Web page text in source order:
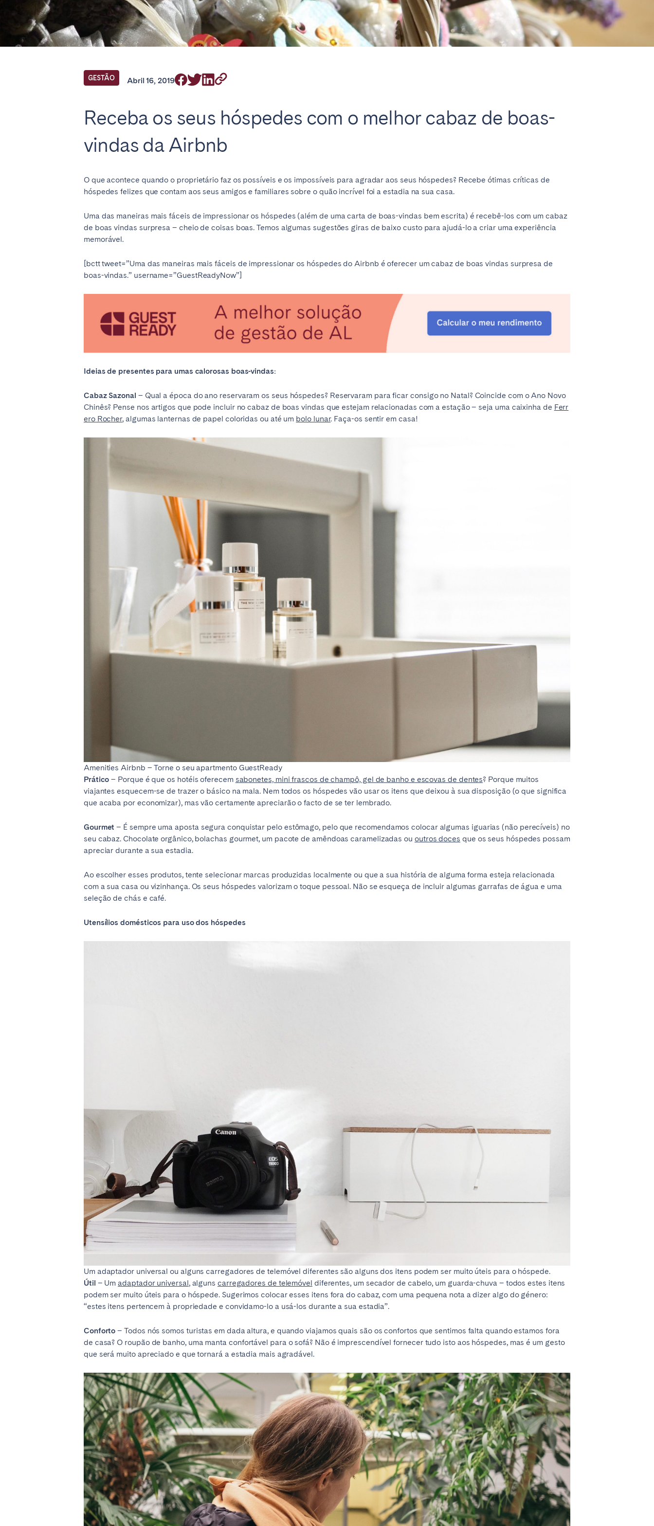
GESTÃO Abril 16, 2019
Receba os seus hóspedes com o melhor cabaz de boas-
vindas da Airbnb
O que acontece quando o proprietário faz os possíveis e os impossíveis para agradar aos seus hóspedes? Recebe ótimas críticas de
hóspedes felizes que contam aos seus amigos e familiares sobre o quãoincrível foi a estadia na sua casa.
Uma das maneiras mais fáceis de impressionar os hóspedes (além de uma carta de boas-vindas bem escrita) é recebê-los com um cabaz
de boas vindas surpresa – cheio de coisas boas. Temos algumas sugestões giras de baixo custo para ajudá-lo a criar uma experiência
memorável.
[bctt tweet=”Uma das maneiras mais fáceis de impressionar os hóspedes do Airbnb é oferecer um cabaz de boas vindas surpresa de
boas-vindas.” username=”GuestReadyNow”]
Ideias de presentes para umas calorosas boas-vindas:
Cabaz Sazonal – Qual a época do ano reservaram os seus hóspedes? Reservaram para ficar consigo no Natal? Coincide com o Ano Novo
Chinês? Pense nos artigos que pode incluir no cabaz de boas vindas que estejam relacionadas com a estação – seja uma caixinha de Ferr
ero Rocher, algumas lanternas de papel coloridas ou até um bolo lunar. Faça-os sentir em casa!
Amenities Airbnb – Torne o seu apartmento GuestReady
Prático – Porque é que os hotéis oferecem sabonetes, mini frascos de champô, gel de banho e escovas de dentes? Porque muitos
viajantes esquecem-se de trazer o básico na mala. Nem todos os hóspedes vão usar os itens que deixou à sua disposição (o que significa
que acaba por economizar), mas vão certamente apreciarão o facto de se ter lembrado.
Gourmet – É sempre uma aposta segura conquistar pelo estômago, pelo que recomendamos colocar algumas iguarias (não perecíveis) no
seu cabaz. Chocolate orgânico, bolachas gourmet, um pacote de amêndoas caramelizadas ou outros doces que os seus hóspedes possam
apreciar durante a sua estadia.
Ao escolher esses produtos, tente selecionar marcas produzidas localmente ou que a sua história de alguma forma esteja relacionada
com a sua casa ou vizinhança. Os seus hóspedes valorizam o toque pessoal. Não se esqueça de incluir algumas garrafas de água e uma
seleção de chás e café.
Utensílios domésticos para uso dos hóspedes
Um adaptador universal ou alguns carregadores de telemóvel diferentes são alguns dos itens podem ser muito úteis para o hóspede.
Útil – Umadaptador universal, alguns carregadores de telemóvel diferentes, um secador de cabelo, um guarda-chuva – todos estes itens
podem ser muito úteis para o hóspede. Sugerimos colocar esses itens fora do cabaz, com uma pequena nota a dizer algo do género:
“estes itens pertencem à propriedade e convidamo-lo a usá-los durante a sua estadia”.
Conforto – Todos nós somos turistas em dada altura, e quando viajamos quais são os confortos que sentimos falta quando estamos fora
de casa? O roupão de banho, uma manta confortável para o sofá? Não é imprescendível fornecer tudo isto aos hóspedes, mas é um gesto
que será muito apreciado e que tornará a estadia mais agradável.
Encontre a sua localização Fechar
PT There appear to be no locations available for your selected service and
Não encontrou a sua cidade? Contacte-nos
Selecionar idioma
Français
Español